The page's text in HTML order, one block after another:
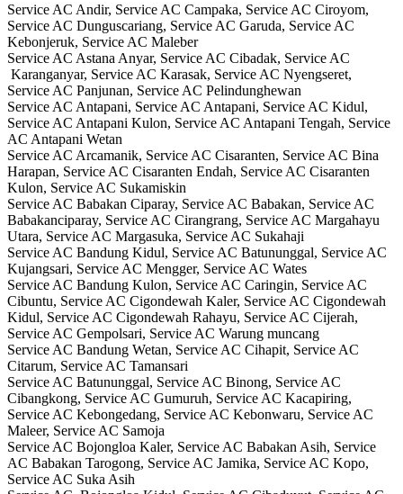
Service AC Andir, Service AC Campaka, Service AC Ciroyom,
Service AC Dunguscariang, Service AC Garuda, Service AC
Kebonjeruk, Service AC Maleber
Service AC Astana Anyar, Service AC Cibadak, Service AC
Karanganyar, Service AC Karasak, Service AC Nyengseret,
Service AC Panjunan, Service AC Pelindunghewan
Service AC Antapani, Service AC Antapani, Service AC Kidul,
Service AC Antapani Kulon, Service AC Antapani Tengah, Service
AC Antapani Wetan
Service AC Arcamanik, Service AC Cisaranten, Service AC Bina
Harapan, Service AC Cisaranten Endah, Service AC Cisaranten
Kulon, Service AC Sukamiskin
Service AC Babakan Ciparay, Service AC Babakan, Service AC
Babakanciparay, Service AC Cirangrang, Service AC Margahayu
Utara, Service AC Margasuka, Service AC Sukahaji
Service AC Bandung Kidul, Service AC Batununggal, Service AC
Kujangsari, Service AC Mengger, Service AC Wates
Service AC Bandung Kulon, Service AC Caringin, Service AC
Cibuntu, Service AC Cigondewah Kaler, Service AC Cigondewah
Kidul, Service AC Cigondewah Rahayu, Service AC Cijerah,
Service AC Gempolsari, Service AC Warung muncang
Service AC Bandung Wetan, Service AC Cihapit, Service AC
Citarum, Service AC Tamansari
Service AC Batununggal, Service AC Binong, Service AC
Cibangkong, Service AC Gumuruh, Service AC Kacapiring,
Service AC Kebongedang, Service AC Kebonwaru, Service AC
Maleer, Service AC Samoja
Service AC Bojongloa Kaler, Service AC Babakan Asih, Service
AC Babakan Tarogong, Service AC Jamika, Service AC Kopo,
Service AC Suka Asih